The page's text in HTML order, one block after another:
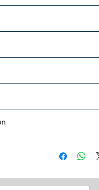
temperature,
condensation on